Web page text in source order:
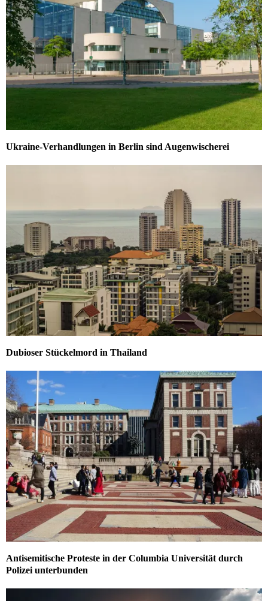
Ukraine-Verhandlungen in Berlin sind Augenwischerei
Dubioser Stückelmord in Thailand
Antisemitische Proteste in der Columbia Universität durch
Polizei unterbunden